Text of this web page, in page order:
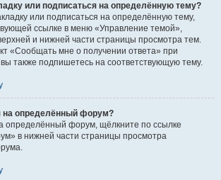
или подписаться на определённую тему?
или подписаться на определённую тему,
ссылке в меню «Управление темой»,
и нижней части страницы просмотра тем.
«Сообщать мне о получении ответа» при
также подпишетесь на соответствующую тему.
на определённый форум?
определённый форум, щёлкните по ссылке
в нижней части страницы просмотра